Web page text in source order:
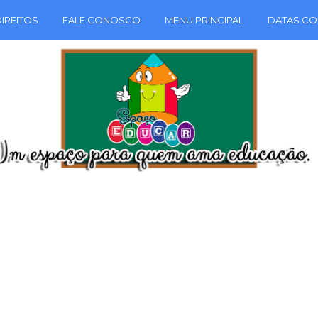
FALE CONOSCO MENU PRINCIPAL DATAS